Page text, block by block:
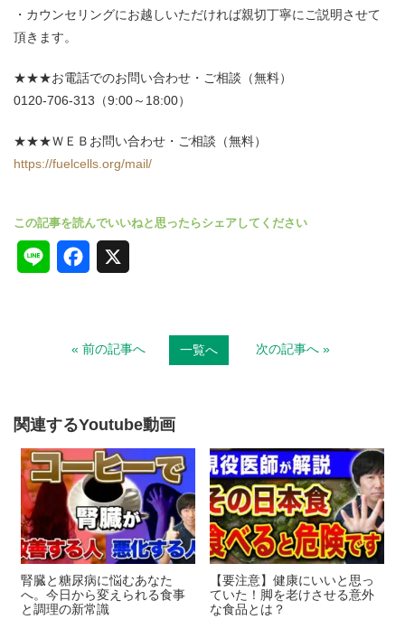
・カウンセリングにお越しいただければ親切丁寧にご説明させて
頂きます。
★★★お電話でのお問い合わせ・ご相談（無料）
0120-706-313（9:00～18:00）
★★★ＷＥＢお問い合わせ・ご相談（無料）
https://fuelcells.org/mail/
e
o
o
k
« 前の記事へ 一覧へ 次の記事へ »
関連するYoutube動画
腎臓と糖尿病に悩むあなた
へ。今日から変えられる食事
と調理の新常識
【要注意】健康にいいと思っ
ていた！脚を老けさせる意外
な食品とは？